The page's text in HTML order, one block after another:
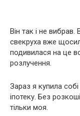
Він так і не вибрав.
свекруха вже
подивилася на це
розлучення.
Зараз я купила
іпотеку. Без
тільки моя.